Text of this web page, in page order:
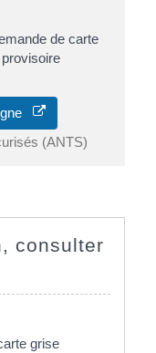
de carte
ligne
(ANTS)
consulter
grise